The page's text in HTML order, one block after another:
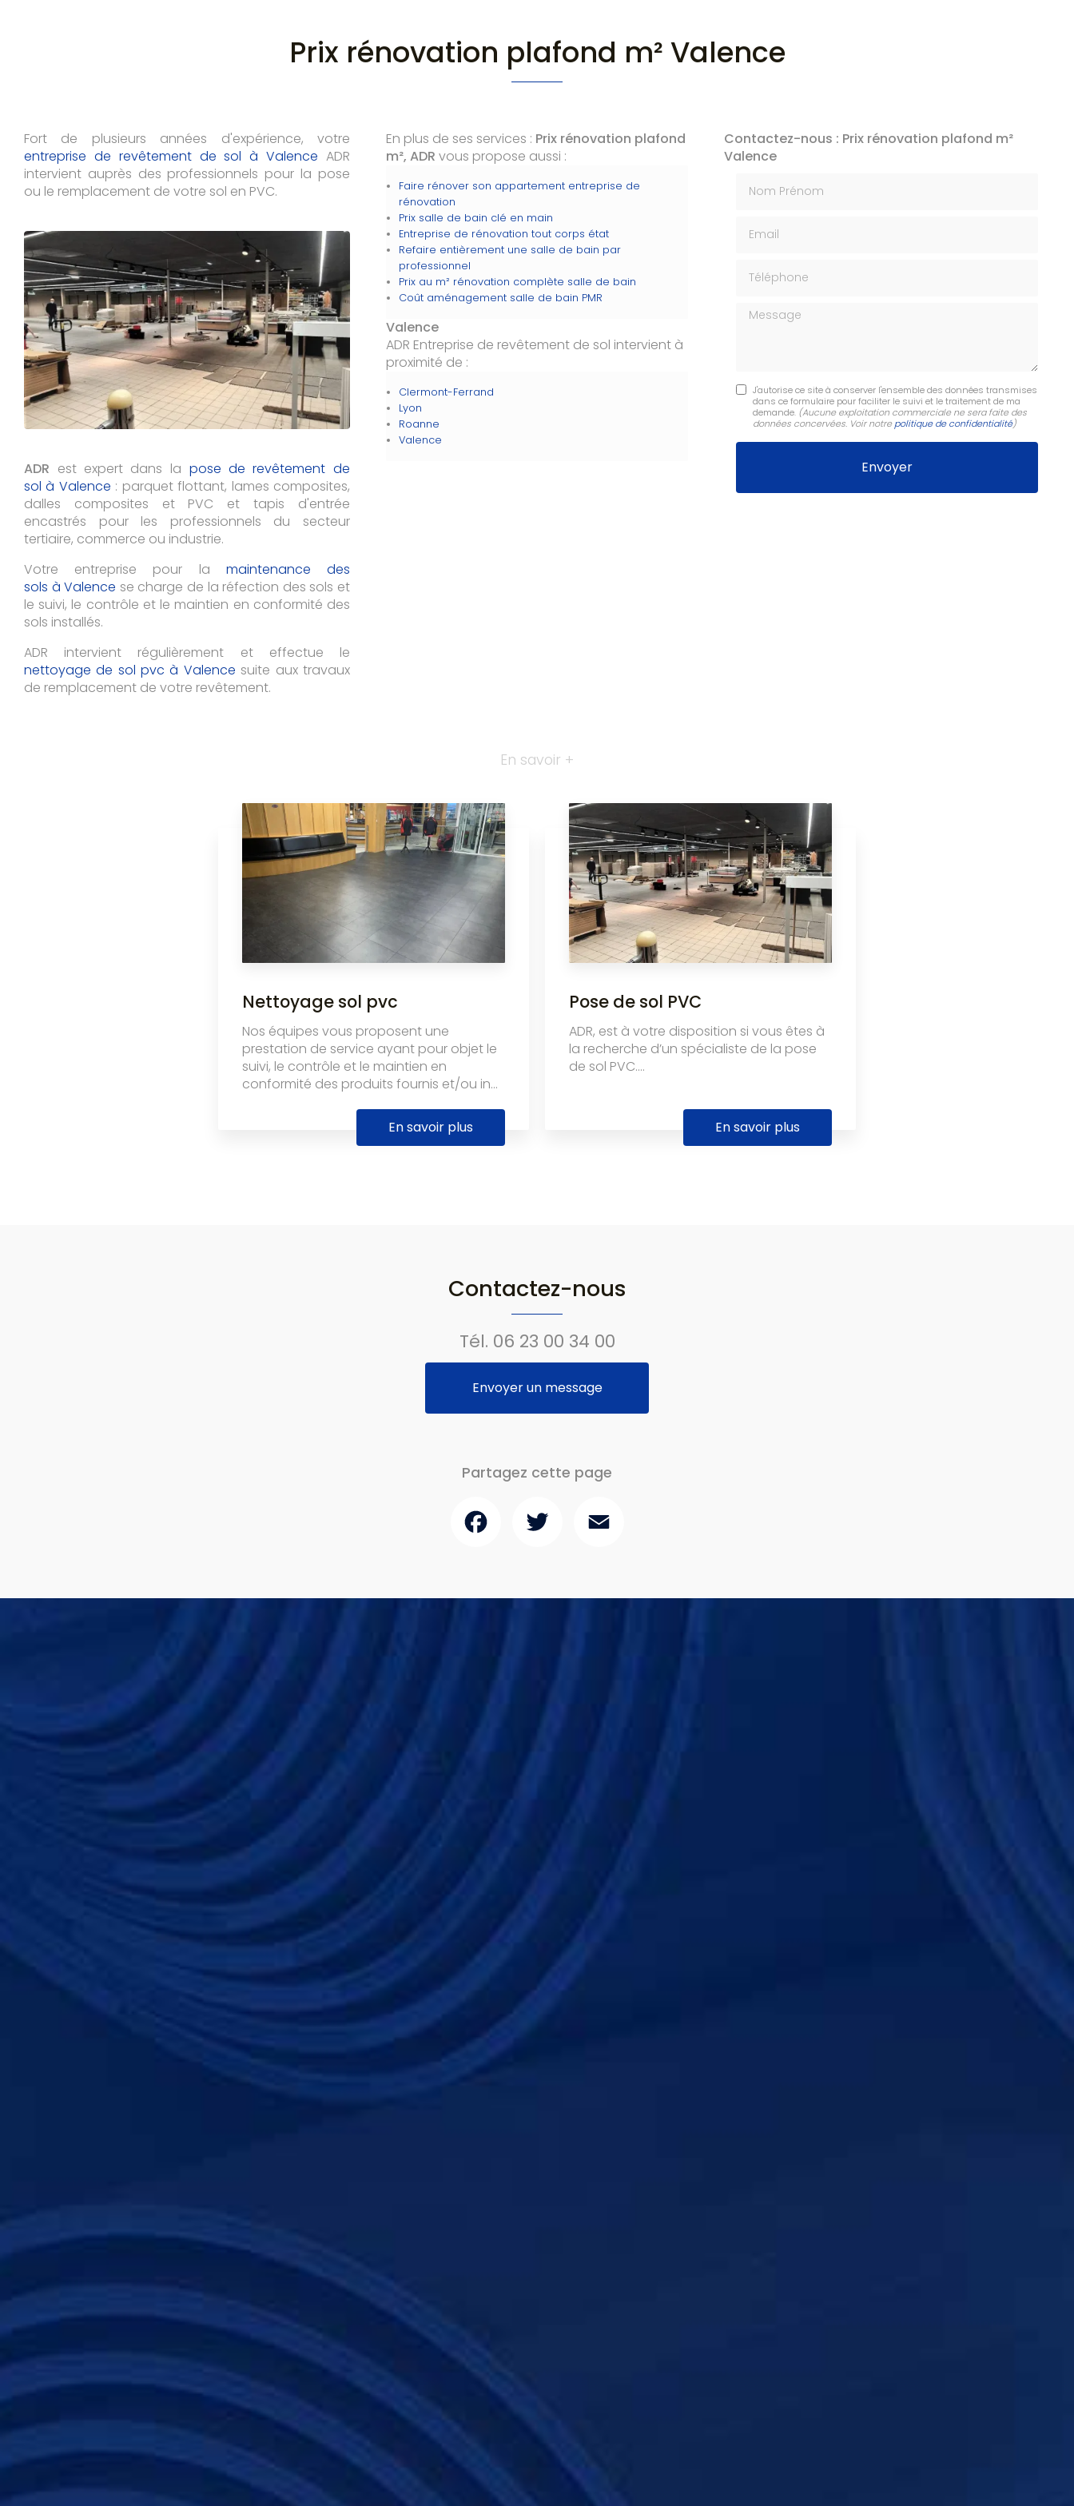
Prix rénovation plafond m² Valence
Fort de plusieurs années d'expérience, votre
entreprise de revêtement de sol à Valence ADR
intervient auprès des professionnels pour la pose
ou le remplacement de votre sol en PVC.
ADR est expert dans la pose de revêtement de
sol à Valence : parquet flottant, lames composites,
dalles composites et PVC et tapis d'entrée
encastrés pour les professionnels du secteur
tertiaire, commerce ou industrie.
Votre entreprise pour la maintenance des
sols à Valence se charge de la réfection des sols et
le suivi, le contrôle et le maintien en conformité des
sols installés.
ADR intervient régulièrement et effectue le
nettoyage de sol pvc à Valence suite aux travaux
de remplacement de votre revêtement.
En plus de ses services : Prix rénovation plafond
m², ADR vous propose aussi :
Faire rénover son appartement entreprise de
rénovation
Prix salle de bain clé en main
Entreprise de rénovation tout corps état
Refaire entièrement une salle de bain par
professionnel
Prix au m² rénovation complète salle de bain
Coût aménagement salle de bain PMR
Valence
ADR Entreprise de revêtement de sol intervient à
proximité de :
Clermont-Ferrand
Lyon
Roanne
Valence
Contactez-nous : Prix rénovation plafond m²
Valence
Message
J'autorise ce site à conserver l'ensemble des données transmises
dans ce formulaire pour faciliter le suivi et le traitement de ma
demande. (Aucune exploitation commerciale ne sera faite des
données concervées. Voir notre politique de confidentialité)
En savoir +
Nettoyage sol pvc
Nos équipes vous proposent une
prestation de service ayant pour objet le
suivi, le contrôle et le maintien en
conformité des produits fournis et/ou in...
En savoir plus
Pose de sol PVC
ADR, est à votre disposition si vous êtes à
la recherche d’un spécialiste de la pose
de sol PVC....
En savoir plus
Contactez-nous
Tél. 06 23 00 34 00
Envoyer un message
Partagez cette page